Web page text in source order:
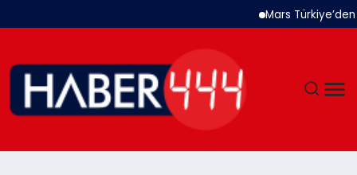
Mars Türkiye’den